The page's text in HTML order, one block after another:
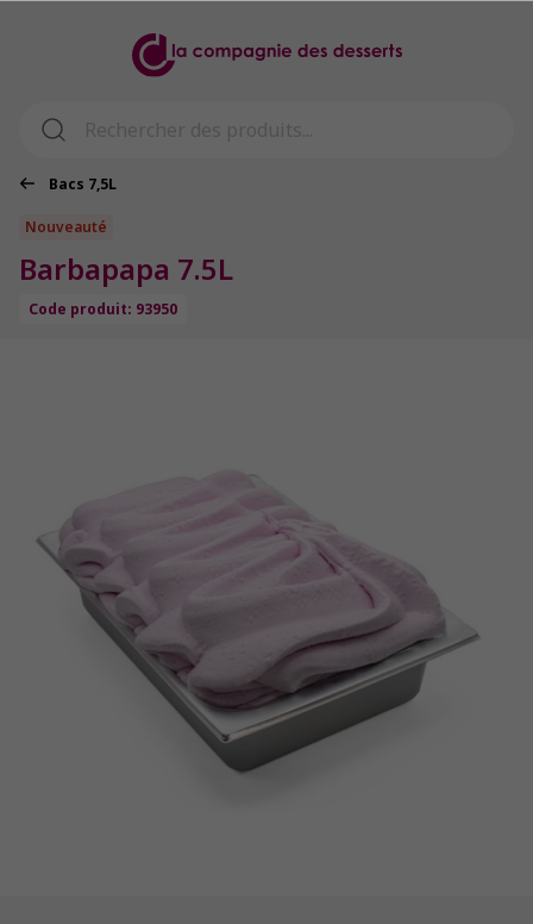
Bacs 7,5L
Nouveauté
Barbapapa 7.5L
Code produit: 93950